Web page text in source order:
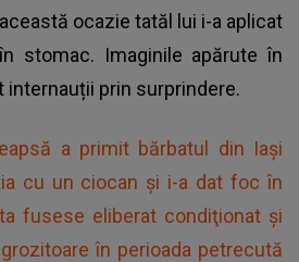
ocazie tatăl lui i-a aplicat
stomac. Imaginile apărute în
internauții prin surprindere.
a primit bărbatul din Iași
cu un ciocan și i-a dat foc în
fusese eliberat condiţionat și
în perioada petrecută